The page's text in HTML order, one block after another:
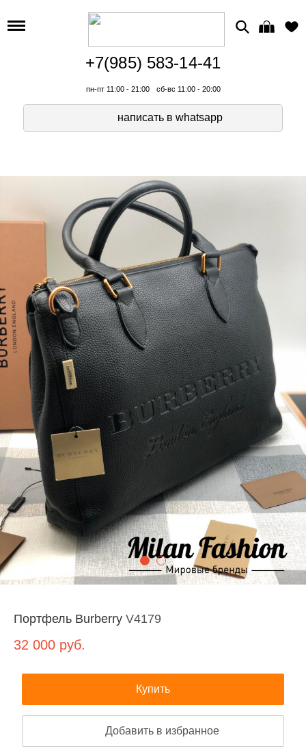
+7(985) 583-14-41
пн-пт 11:00 - 21:00 сб-вс 11:00 - 20:00
написать в whatsapp
Портфель Burberry V4179
32 000 руб.
Купить
Добавить в избранное